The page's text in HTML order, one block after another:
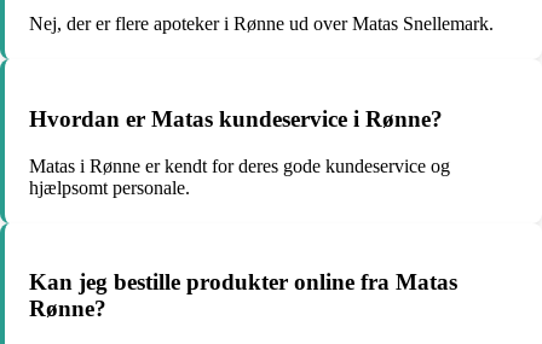
Nej, der er flere apoteker i Rønne ud over Matas Snellemark.
Hvordan er Matas kundeservice i Rønne?
Matas i Rønne er kendt for deres gode kundeservice og
hjælpsomt personale.
Kan jeg bestille produkter online fra Matas
Rønne?